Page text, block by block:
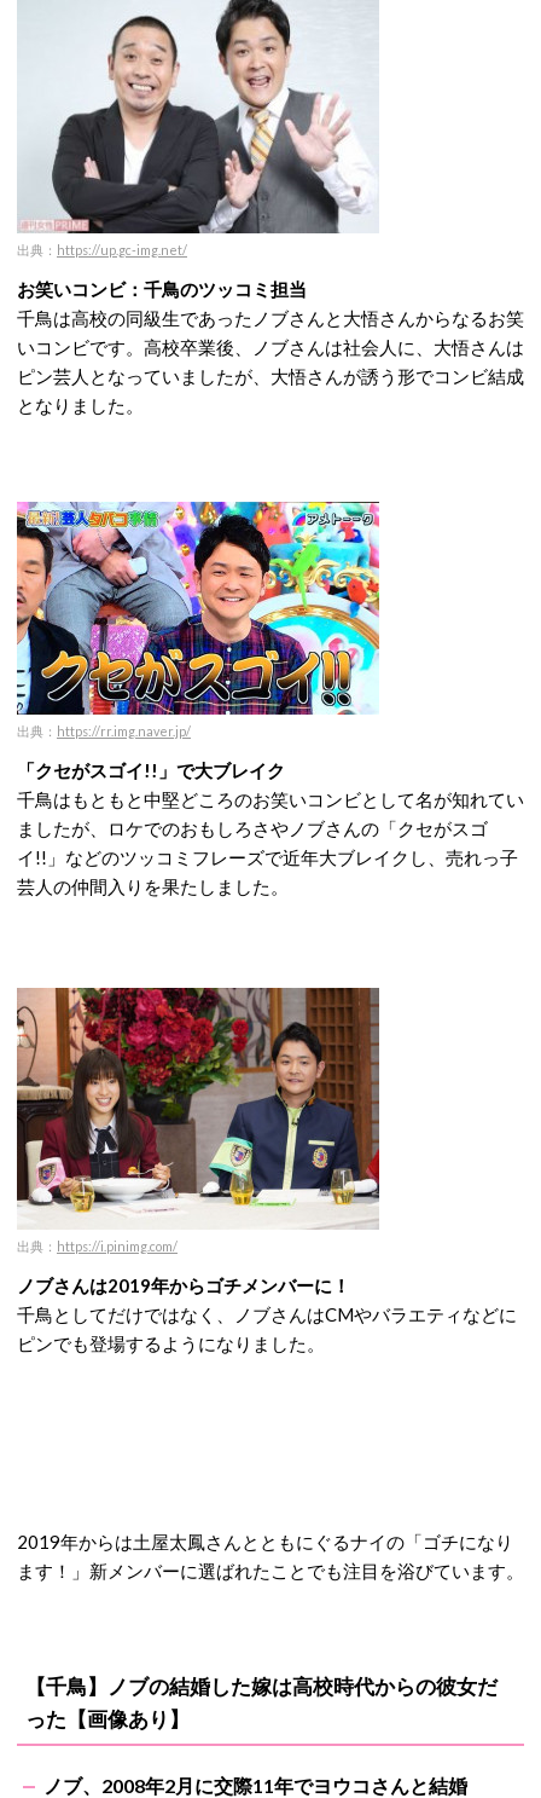
出典： https://up.gc-img.net/
お笑いコンビ：千鳥のツッコミ担当
千鳥は高校の同級生であったノブさんと大悟さんからなるお笑
いコンビです。高校卒業後、ノブさんは社会人に、大悟さんは
ピン芸人となっていましたが、大悟さんが誘う形でコンビ結成
となりました。
出典： https://rr.img.naver.jp/
「クセがスゴイ!!」で大ブレイク
千鳥はもともと中堅どころのお笑いコンビとして名が知れてい
ましたが、ロケでのおもしろさやノブさんの「クセがスゴ
イ!!」などのツッコミフレーズで近年大ブレイクし、売れっ子
芸人の仲間入りを果たしました。
出典： https://i.pinimg.com/
ノブさんは2019年からゴチメンバーに！
千鳥としてだけではなく、ノブさんはCMやバラエティなどに
ピンでも登場するようになりました。
2019年からは土屋太鳳さんとともにぐるナイの「ゴチになり
ます！」新メンバーに選ばれたことでも注目を浴びています。
【千鳥】ノブの結婚した嫁は高校時代からの彼女だ
った【画像あり】
ノブ、2008年2月に交際11年でヨウコさんと結婚